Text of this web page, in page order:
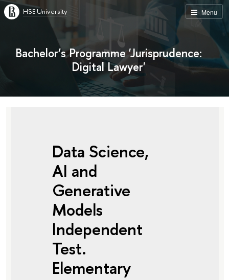
Menu
HSE University
Bachelor’s Programme 'Jurisprudence:
Digital Lawyer'
Data Science,
AI and
Generative
Models
Independent
Test.
Elementary